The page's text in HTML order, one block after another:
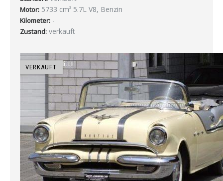
Motor: 5733 cm³ 5.7L V8, Benzin
Kilometer: -
Zustand: verkauft
VERKAUFT